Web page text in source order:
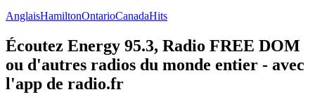
AnglaisHamiltonOntarioCanadaHits
Écoutez Energy 95.3, Radio FREE DOM
ou d'autres radios du monde entier - avec
l'app de radio.fr